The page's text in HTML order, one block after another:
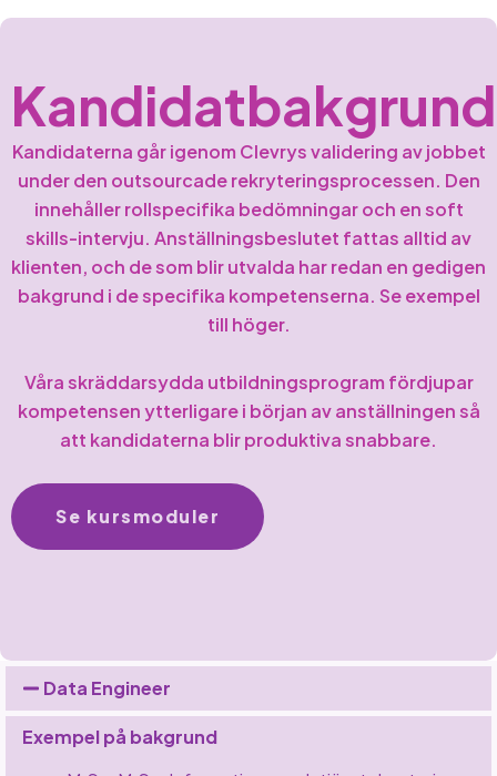
Kandidatbakgrund
Kandidaterna går igenom Clevrys validering av jobbet
under den outsourcade rekryteringsprocessen. Den
innehåller rollspecifika bedömningar och en soft
skills-intervju. Anställningsbeslutet fattas alltid av
klienten, och de som blir utvalda har redan en gedigen
bakgrund i de specifika kompetenserna. Se exempel
till höger.
Våra skräddarsydda utbildningsprogram fördjupar
kompetensen ytterligare i början av anställningen så
att kandidaterna blir produktiva snabbare.
Se kursmoduler
Data Engineer
Exempel på bakgrund